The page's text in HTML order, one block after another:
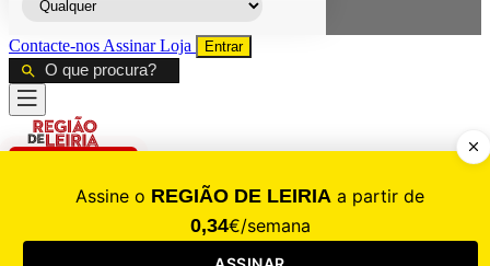
Contacte-nos AssinarLoja Entrar